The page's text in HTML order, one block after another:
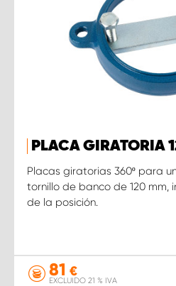
PLACA GIRATORIA
Placas giratorias 360º para
tornillo de banco de 120 mm,
de la posición.
81 €
EXCLUIDO 21 % IVA